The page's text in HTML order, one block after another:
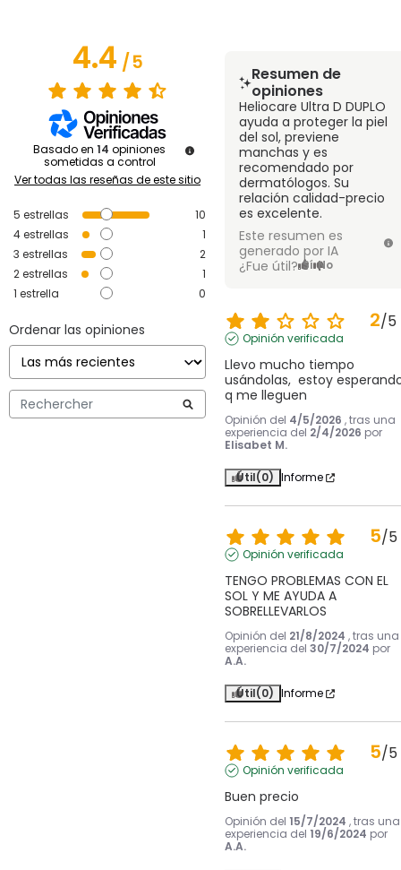
4.4/5
Basado en 14 opiniones
sometidas a control
Ver todas las reseñas de este sitio
5 estrellas
10
4estrellas
1
3 estrellas
2
2estrellas
1
1 estrella 0
Ordenar las opiniones
Resumen de
opiniones
Heliocare Ultra D DUPLO
ayuda a proteger la piel
del sol, previene
manchas y es
recomendado por
dermatólogos. Su
relación calidad-precio
es excelente.
Este resumen es
generado por IA
¿Fue útil? Sí No
2/5
Opinión verificada
Llevo mucho tiempo
usándolas,  estoy
q me lleguen
Opinión del 4/5/2026 , tras una
experiencia del 2/4/2026 por
Elisabet M.
Útil(0) Informe
5/5
Opinión verificada
TENGO PROBLEMAS CON EL
SOL Y ME AYUDA A
SOBRELLEVARLOS
Opinión del 21/8/2024 , tras una
experiencia del 30/7/2024 por
A.A.
Útil(0) Informe
5/5
Opinión verificada
Buen precio
Opinión del 15/7/2024 , tras una
experiencia del 19/6/2024 por
A.A.